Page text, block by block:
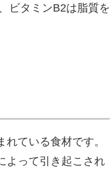
ビタミンB2は脂質を
ている食材です。
よって引き起こされ